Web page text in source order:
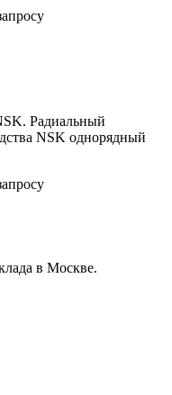
Радиальный
NSK однорядный
в Москве.